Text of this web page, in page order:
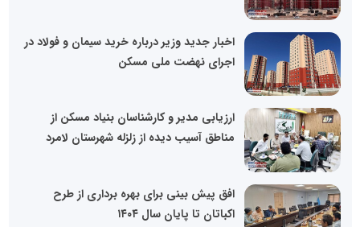
اخبار جدید وزیر درباره خرید سیمان و فولاد در
اجرای نهضت ملی مسکن
ارزیابی مدیر و کارشناسان بنیاد مسکن از
مناطق آسیب دیده از زلزله شهرستان لامرد
افق پیش بینی برای بهره برداری از طرح
اکباتان تا پایان سال ۱۴۰۴